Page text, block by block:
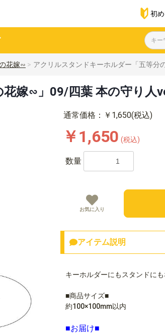
初
花嫁∽ アクリルスタンドキーホルダー「五等
嫁∽」09/四葉 本の守り人
通常価格：￥1,650(税込)
￥1,650 (税込)
お気に入り
数量
アイテム説明
キーホルダーにもスタンドに
■商品サイズ■
約100×100mm以内
■お届け■